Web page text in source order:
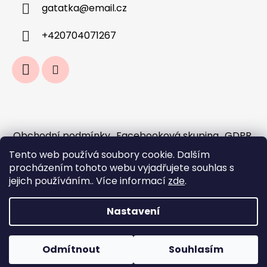
Tento web používá soubory cookie. Dalším
procházením tohoto webu vyjadřujete souhlas s
jejich používáním.. Více informací zde.
Nastavení
Odmítnout Souhlasím
gatatka@email.cz
+420704071267
Obchodní podmínky Facebooková skupina GDPR
Jak fungují předobjednávky a sloučení
objednávek?
Doprava a platba
Vytvořil Shoptet
Copyright 2026Gaťátka - galanterie. Všechna